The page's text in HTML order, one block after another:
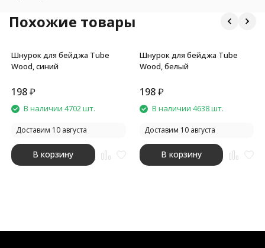
Похожие товары
Шнурок для бейджа Tube
Wood, синий
198₽
В наличии 4702 шт.
Доставим 10 августа
В корзину
Шнурок для бейджа Tube
Wood, белый
198 ₽
В наличии 4638 шт.
Доставим 10 августа
В корзину